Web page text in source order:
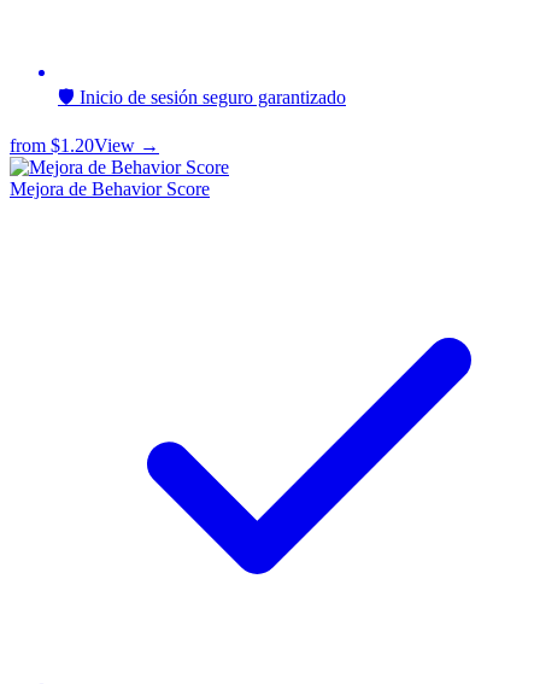
🛡️ Inicio de sesión seguro garantizado
from $1.20View →
Mejora de Behavior Score